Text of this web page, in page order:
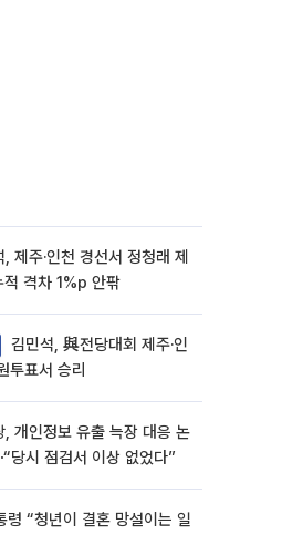
, 제주·인천 경선서 정청래 제
격차 1%p 안팎
투표서 승리
, 개인정보 유출 늑장 대응 논
당시 점검서 이상 없었다”
령 “청년이 결혼 망설이는 일